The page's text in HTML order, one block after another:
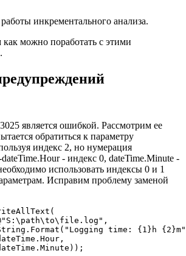
инкрементального анализа.
можно поработать с этими
является ошибкой. Рассмотрим ее
обратиться к параметру
индекс 2, но нумерация
- индекс 0, dateTime.Minute -
использовать индексы 0 и 1
Исправим проблему заменой
time: {1}h